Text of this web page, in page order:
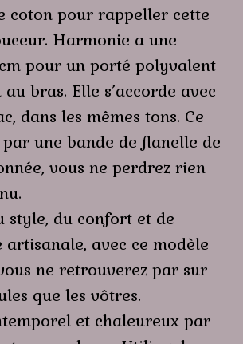
coton pour rappeller cette
Harmonie a une
pour un porté polyvalent
au bras. Elle s’accorde avec
dans les mêmes tons. Ce
une bande de flanelle de
vous ne perdrez rien
style, du confort et de
artisanale, avec ce modèle
ne retrouverez par sur
que les vôtres.
et chaleureux par